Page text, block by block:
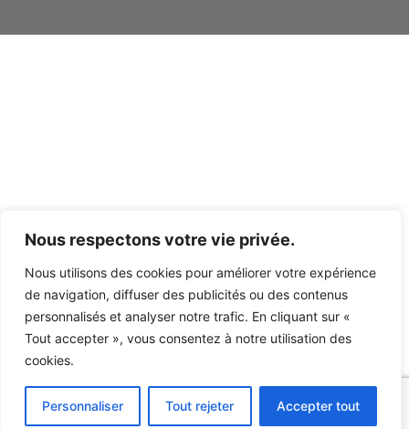
Nous respectons votre vie privée.
Nous utilisons des cookies pour améliorer votre expérience
de navigation, diffuser des publicités ou des contenus
personnalisés et analyser notre trafic. En cliquant sur «
Tout accepter », vous consentez à notre utilisation des
cookies.
Personnaliser Tout rejeter Accepter tout
CGV Mentions légales
Plan du site
Un site réalisé et référencé avec
par